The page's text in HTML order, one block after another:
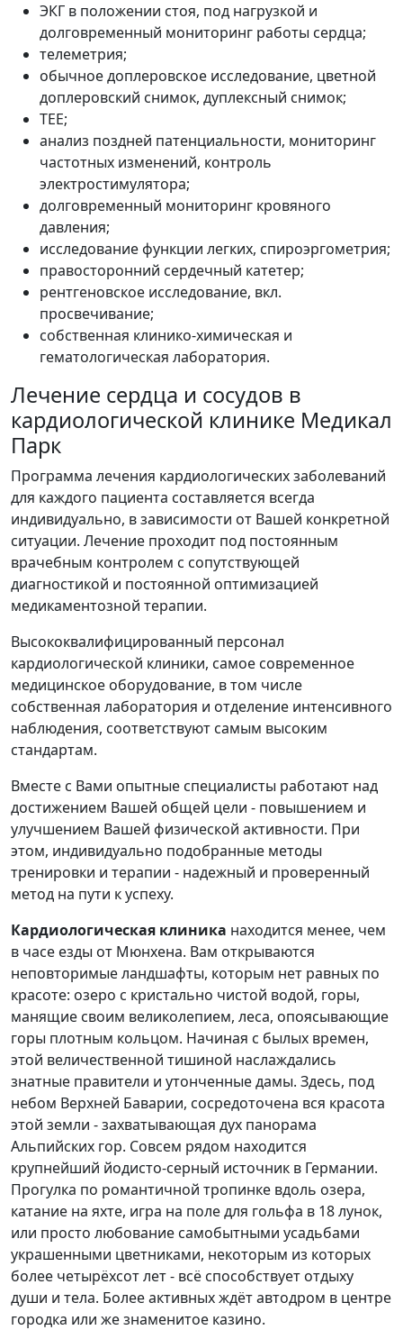
ЭКГ в положении стоя, под нагрузкой и
долговременный мониторинг работы сердца;
телеметрия;
обычное доплеровское исследование, цветной
доплеровский снимок, дуплексный снимок;
ТЕЕ;
анализ поздней патенциальности, мониторинг
частотных изменений, контроль
электростимулятора;
долговременный мониторинг кровяного
давления;
исследование функции легких, спироэргометрия;
правосторонний сердечный катетер;
рентгеновское исследование, вкл.
просвечивание;
собственная клинико-химическая и
гематологическая лаборатория.
Лечение сердца и сосудов в
кардиологической клинике Медикал
Парк
Программа лечения кардиологических заболеваний
для каждого пациента составляется всегда
индивидуально, в зависимости от Вашей конкретной
ситуации. Лечение проходит под постоянным
врачебным контролем с сопутствующей
диагностикой и постоянной оптимизацией
медикаментозной терапии.
Высококвалифицированный персонал
кардиологической клиники, самое современное
медицинское оборудование, в том числе
собственная лаборатория и отделение интенсивного
наблюдения, соответствуют самым высоким
стандартам.
Вместе с Вами опытные специалисты работают над
достижением Вашей общей цели - повышением и
улучшением Вашей физической активности. При
этом, индивидуально подобранные методы
тренировки и терапии - надежный и проверенный
метод на пути к успеху.
Кардиологическая клиника находится менее, чем
в часе езды от Мюнхена. Вам открываются
неповторимые ландшафты, которым нет равных по
красоте: озеро с кристально чистой водой, горы,
манящие своим великолепием, леса, опоясывающие
горы плотным кольцом. Начиная с былых времен,
этой величественной тишиной наслаждались
знатные правители и утонченные дамы. Здесь, под
небом Верхней Баварии, сосредоточена вся красота
этой земли - захватывающая дух панорама
Альпийских гор. Совсем рядом находится
крупнейший йодисто-серный источник в Германии.
Прогулка по романтичной тропинке вдоль озера,
катание на яхте, игра на поле для гольфа в 18 лунок,
или просто любование самобытными усадьбами
украшенными цветниками, некоторым из которых
более четырёхсот лет - всё способствует отдыху
души и тела. Более активных ждёт автодром в центре
городка или же знаменитое казино.